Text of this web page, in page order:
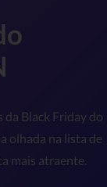
da Black Friday do
olhada na lista de
mais atraente.